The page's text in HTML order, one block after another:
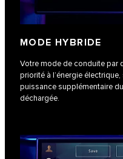
MODE HYBRIDE
Votre mode de conduite par
priorité à l’énergie
puissance supplémentaire
déchargée.